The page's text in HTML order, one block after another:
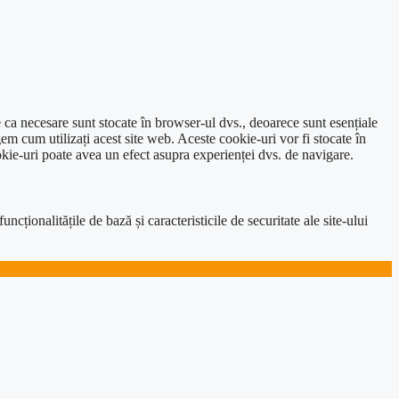
necesare sunt stocate în browser-ul dvs., deoarece sunt esențiale
cum utilizați acest site web. Aceste cookie-uri vor fi stocate în
uri poate avea un efect asupra experienței dvs. de navigare.
de bază și caracteristicile de securitate ale site-ului